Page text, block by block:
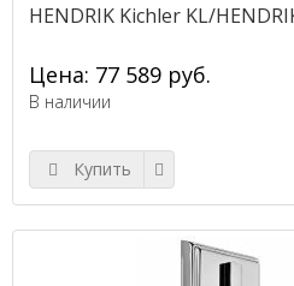
HENDRIK Kichler KL/
Цена: 77 589 руб.
В наличии
Купить